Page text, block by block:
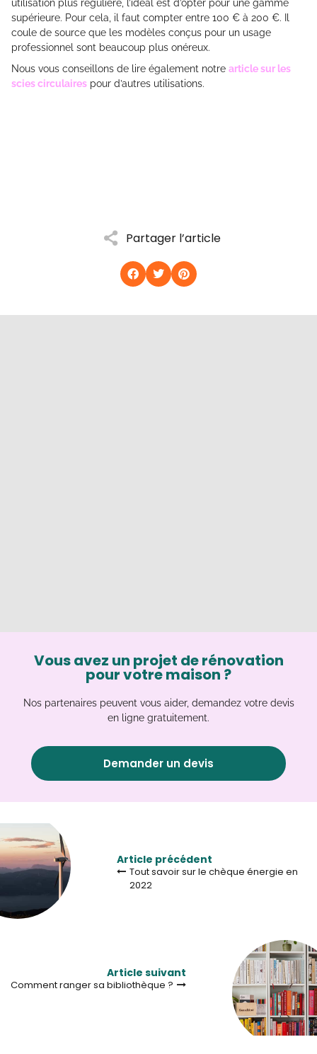
Partager l’article
utilisation plus régulière, l’idéal est d’opter pour une gamme
supérieure. Pour cela, il faut compter entre 100 € à 200 €. Il
coule de source que les modèles conçus pour un usage
professionnel sont beaucoup plus onéreux.
Nous vous conseillons de lire également notre article sur les
scies circulaires pour d’autres utilisations.
Vous avez un projet de rénovation
pour votre maison ?
Nos partenaires peuvent vous aider, demandez votre devis
en ligne gratuitement.
Demander un devis
Article précédent
Tout savoir sur le chèque énergie en
2022
Article suivant
Comment ranger sa bibliothèque ?